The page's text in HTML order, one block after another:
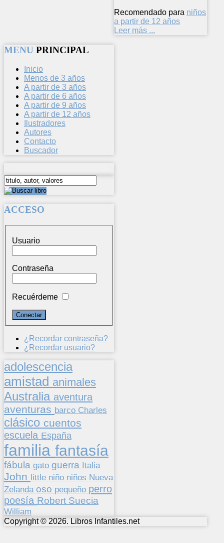
Recomendado para niños
a partir de 12 años
Leer más ...
MENU PRINCIPAL
Inicio
Menos de 3 años
A partir de 3 años
A partir de 6 años
A partir de 9 años
A partir de 12 años
Ilustradores
Autores
Contacto
Buscador
ACCESO
Usuario
Contraseña
Recuérdeme
¿Recordar contraseña?
¿Recordar usuario?
adolescencia
amistad animales
Australia aventura
aventuras barco Charles
clásico cuentos
escuela España
familia fantasía
fábula gato guerra Italia
John little niño niños Nueva
Zelanda oso pequeño perro
poesía Robert Suecia
William
Copyright © 2026. Libros Infantiles.net